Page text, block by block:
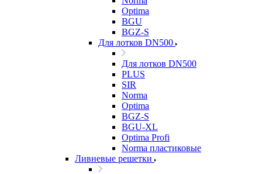
Optima
BGU
BGZ-S
Для лотков DN500
Для лотков DN500
PLUS
SIR
Norma
Optima
BGZ-S
BGU-XL
Optima Profi
Norma пластиковые
Ливневые решетки